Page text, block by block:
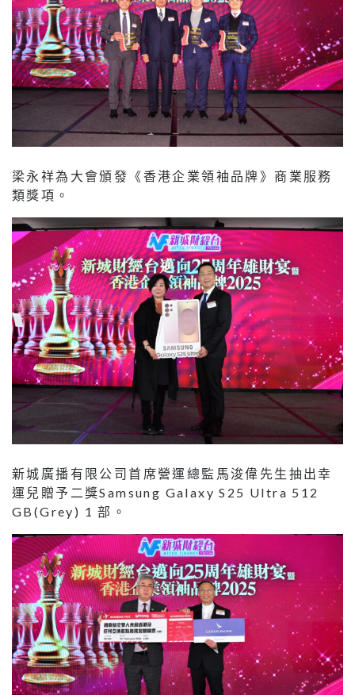
梁永祥為大會頒發《香港企業領袖品牌》商業服務
類獎項。
新城廣播有限公司首席營運總監馬浚偉先生抽出幸
運兒贈予二獎Samsung Galaxy S25 Ultra 512
GB(Grey) 1 部。